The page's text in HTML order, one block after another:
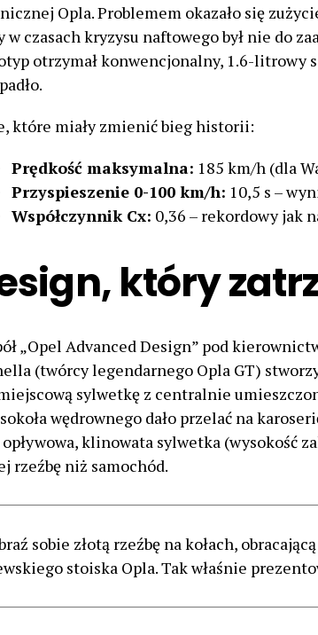
Opla. Problemem okazało się
w czasach kryzysu naftowego był nie do
otrzymał konwencjonalny, 1.6-litrowy
które miały zmienić bieg historii:
Prędkość maksymalna: 185 km/h (dla
Przyspieszenie 0-100 km/h: 10,5 s –
Współczynnik Cx: 0,36 – rekordowy jak
który
„Opel Advanced Design” pod
(twórcy legendarnego Opla GT)
sylwetkę z centralnie
wędrownego dało przelać na
opływowa, klinowata sylwetka (wysokość
rzeźbę niż samochód.
sobie złotą rzeźbę na kołach,
stoiska Opla. Tak właśnie